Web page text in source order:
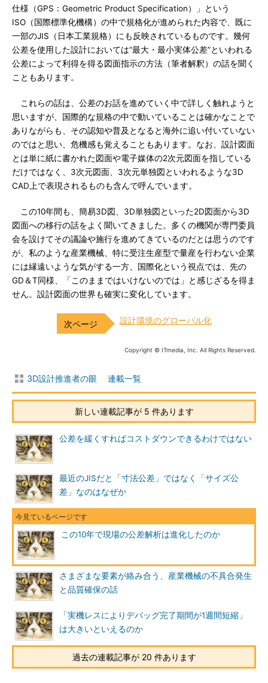
仕様（GPS：Geometric Product Specification）」という
ISO（国際標準化機構）の中で規格化が進められた内容で、既に
一部のJIS（日本工業規格）にも反映されているものです。幾何
公差を使用した設計においては“最大・最小実体公差”といわれる
公差によって利得を得る図面指示の方法（筆者解釈）の話を聞く
こともあります。
これらの話は、公差のお話を進めていく中で詳しく触れようと
思いますが、国際的な規格の中で動いていることは確かなことで
ありながらも、その認知や普及となると海外に追い付いていない
のではと思い、危機感も覚えることもあります。なお、設計図面
とは単に紙に書かれた図面や電子媒体の2次元図面を指している
だけではなく、3次元図面、3次元単独図といわれるような3D
CAD上で表現されるものも含んで呼んでいます。
この10年間も、簡易3D図、3D単独図といった2D図面から3D
図面への移行の話をよく聞いてきました。多くの機関が専門委員
会を設けてその議論や施行を進めてきているのだとは思うのです
が、私のような産業機械、特に受注生産型で量産を行わない企業
には縁遠いような気がする一方、国際化という視点では、先の
GD＆T同様、「このままではいけないのでは」と感じざるを得ま
せん。設計図面の世界も確実に変化しています。
設計環境のグローバル化
Copyright © ITmedia, Inc. All Rights Reserved.
3D設計推進者の眼 連載一覧
新しい連載記事が 5 件あります
公差を緩くすればコストダウンできるわけではない
最近のJISだと「寸法公差」ではなく「サイズ公
差」なのはなぜか
この10年で現場の公差解析は進化したのか
さまざまな要素が絡み合う、産業機械の不具合発生
と品質確保の話
「実機レスによりデバッグ完了期間が1週間短縮」
は大きいといえるのか
過去の連載記事が 20 件あります